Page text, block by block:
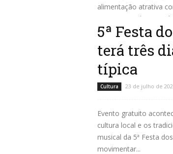
alimentação atrativa
Norte Novo do
5ª Festa
terá três
típica
Cultura 23 de julho de
Evento gratuito
cultura local e os
musical da 5ª Festa
movimentar...